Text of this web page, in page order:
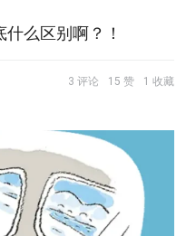
么区别啊？！
3 评论 15 赞 1 收藏